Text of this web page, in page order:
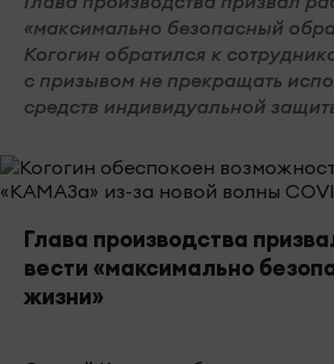
«максимально безопасный
Когогин обратился к
с призывом не прекращать
средств индивидуальной
Глава производства
вести «максимально
жизни»